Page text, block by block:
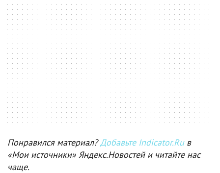
Понравился материал?Добавьте Indicator.Ruв
«Мои источники» Яндекс.Новостей и читайте нас
чаще.